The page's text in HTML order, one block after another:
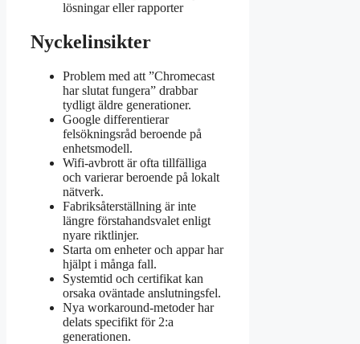
lösningar eller rapporter
Nyckelinsikter
Problem med att ”Chromecast
har slutat fungera” drabbar
tydligt äldre generationer.
Google differentierar
felsökningsråd beroende på
enhetsmodell.
Wifi-avbrott är ofta tillfälliga
och varierar beroende på lokalt
nätverk.
Fabriksåterställning är inte
längre förstahandsvalet enligt
nyare riktlinjer.
Starta om enheter och appar har
hjälpt i många fall.
Systemtid och certifikat kan
orsaka oväntade anslutningsfel.
Nya workaround-metoder har
delats specifikt för 2:a
generationen.